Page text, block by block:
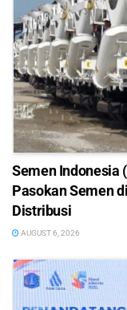
Semen Indonesia
Pasokan Semen
Distribusi
AUGUST 6, 2026